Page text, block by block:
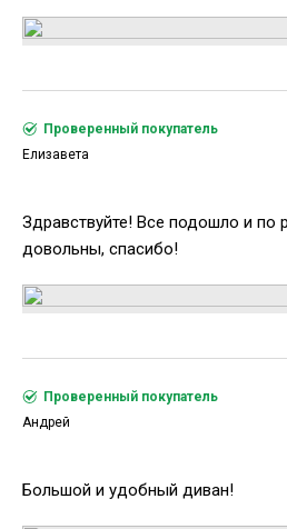
Здравствуйте! Все подошло и по
довольны, спасибо!
Проверенный покупатель
Елизавета
Большой и удобный диван!
Проверенный покупатель
Андрей